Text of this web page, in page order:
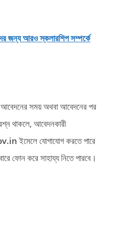
জন্য আরও স্কলারশিপ সম্পর্কে
সময় অথবা আবেদনের পর
থাকলে, আবেদনকারী
ইমেলে যোগাযোগ করতে পারে
ফোন করে সাহায্য নিতে পারবে।